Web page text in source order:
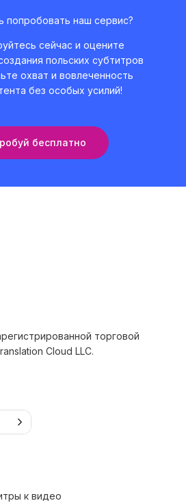
попробовать наш сервис?
сейчас и оцените
польских субтитров
охват и вовлеченность
без особых усилий!
бесплатно
торговой
Cloud LLC.
к видео